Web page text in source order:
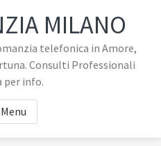
MILANO
telefonica in Amore,
Consulti Professionali
per info.
Menu